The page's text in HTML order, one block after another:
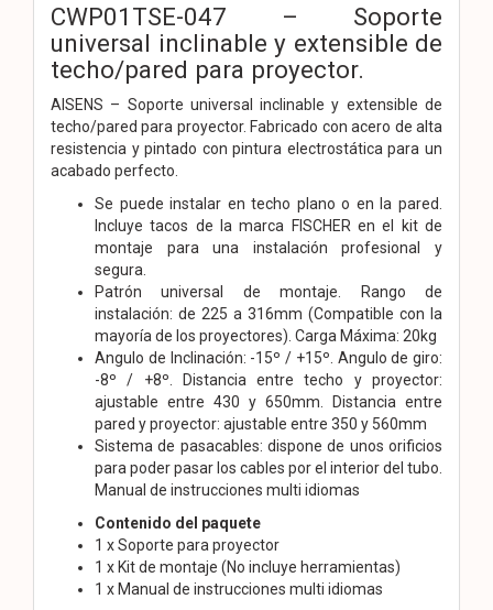
CWP01TSE-047 – Soporte
universal inclinable y extensible de
techo/pared para proyector.
AISENS – Soporte universal inclinable y extensible de
techo/pared para proyector. Fabricado con acero de alta
resistencia y pintado con pintura electrostática para un
acabado perfecto.
Se puede instalar en techo plano o en la pared.
Incluye tacos de la marca FISCHER en el kit de
montaje para una instalación profesional y
segura.
Patrón universal de montaje. Rango de
instalación: de 225 a 316mm (Compatible con la
mayoría de los proyectores). Carga Máxima: 20kg
Angulo de Inclinación: -15º / +15º. Angulo de giro:
-8º / +8º. Distancia entre techo y proyector:
ajustable entre 430 y 650mm. Distancia entre
pared y proyector: ajustable entre 350 y 560mm
Sistema de pasacables: dispone de unos orificios
para poder pasar los cables por el interior del tubo.
Manual de instrucciones multi idiomas
Contenido del paquete
1 x Soporte para proyector
1 x Kit de montaje (No incluye herramientas)
1 x Manual de instrucciones multi idiomas